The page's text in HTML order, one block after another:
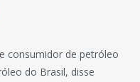
consumidor de petróleo
do Brasil, disse